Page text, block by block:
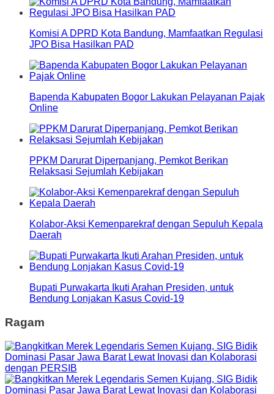
Komisi A DPRD Kota Bandung, Mamfaatkan Regulasi
JPO Bisa Hasilkan PAD
Bapenda Kabupaten Bogor Lakukan Pelayanan Pajak
Online
PPKM Darurat Diperpanjang, Pemkot Berikan
Relaksasi Sejumlah Kebijakan
Kolabor-Aksi Kemenparekraf dengan Sepuluh Kepala
Daerah
Bupati Purwakarta Ikuti Arahan Presiden, untuk
Bendung Lonjakan Kasus Covid-19
Ragam